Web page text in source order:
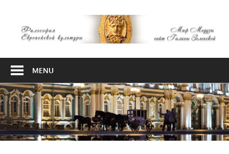
content
Европейской
MENU